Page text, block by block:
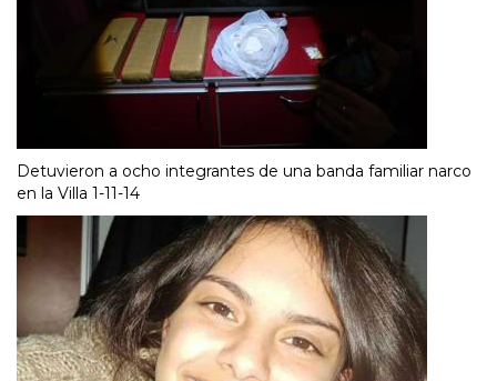
Detuvieron a ocho integrantes de una banda familiar narco
en la Villa 1-11-14